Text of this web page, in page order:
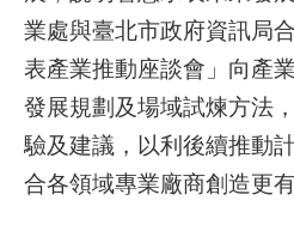
們
助
計
畫
業處與臺北市政府資訊局
表產業推動座談會」向產
發展規劃及場域試煉方法
驗及建議，以利後續推動
合各領域專業廠商創造更有